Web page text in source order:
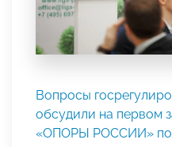
Вопросы
обсудили на первом
«ОПОРЫ РОССИИ» по